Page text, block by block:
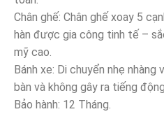
Chân ghế: Chân ghế xoay 5
hàn được gia công tinh tế –
mỹ cao.
Bánh xe: Di chuyển nhẹ
bàn và không gây ra tiếng
Bảo hành: 12 Tháng.